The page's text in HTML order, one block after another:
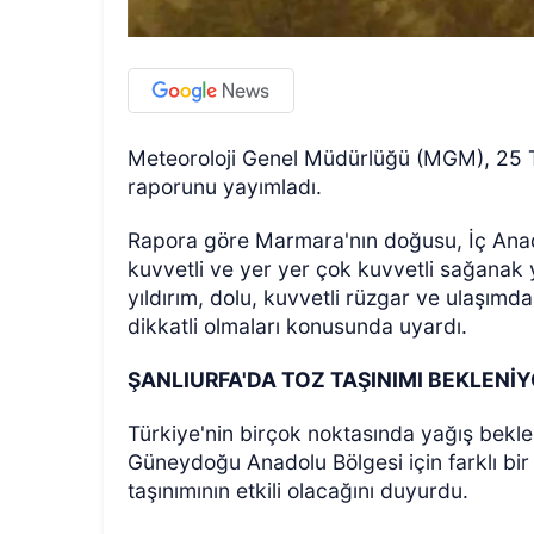
Meteoroloji Genel Müdürlüğü (MGM), 25
raporunu yayımladı.
Rapora göre Marmara'nın doğusu, İç
kuvvetli ve yer yer çok kuvvetli sağanak
yıldırım, dolu, kuvvetli rüzgar ve
dikkatli olmaları konusunda uyardı.
ŞANLIURFA'DA TOZ TAŞINIMI
Türkiye'nin birçok noktasında yağış
Güneydoğu Anadolu Bölgesi için farklı
taşınımının etkili olacağını duyurdu.